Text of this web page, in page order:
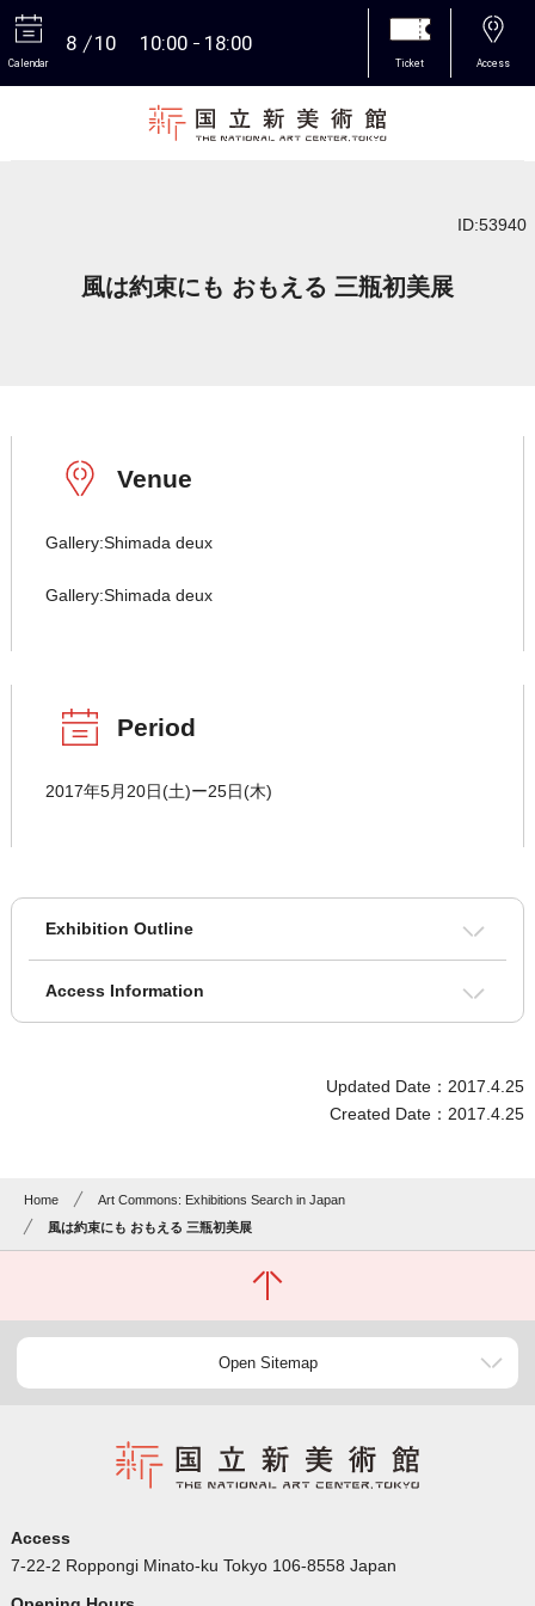
Calendar
8 10 10:00 18:00
Ticket Access
ID:53940
風は約束にも おもえる 三瓶初美展
Venue
Gallery:Shimada deux
Gallery:Shimada deux
Period
2017年5月20日(土)ー25日(木)
Exhibition Outline
Access Information
Updated Date：2017.4.25
Created Date：2017.4.25
Home
Art Commons: Exhibitions Search in Japan
風は約束にも おもえる 三瓶初美展
Open Sitemap
Access
7-22-2 Roppongi Minato-ku Tokyo 106-8558 Japan